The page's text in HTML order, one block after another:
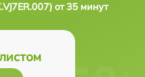
от 35 минут